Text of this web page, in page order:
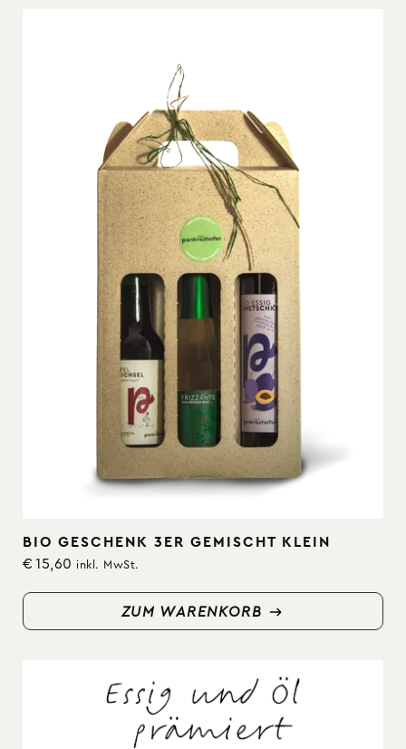
ZUM WARENKORB
ZUM WARENKORB
BIO GESCHENK 3ER GEMISCHT KLEIN
€ 15,60 inkl. MwSt.